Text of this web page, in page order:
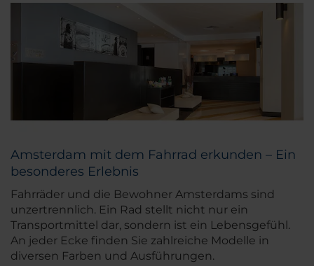
Amsterdam mit dem Fahrrad erkunden – Ein
besonderes Erlebnis
Fahrräder und die Bewohner Amsterdams sind
unzertrennlich. Ein Rad stellt nicht nur ein
Transportmittel dar, sondern ist ein Lebensgefühl.
An jeder Ecke finden Sie zahlreiche Modelle in
diversen Farben und Ausführungen.